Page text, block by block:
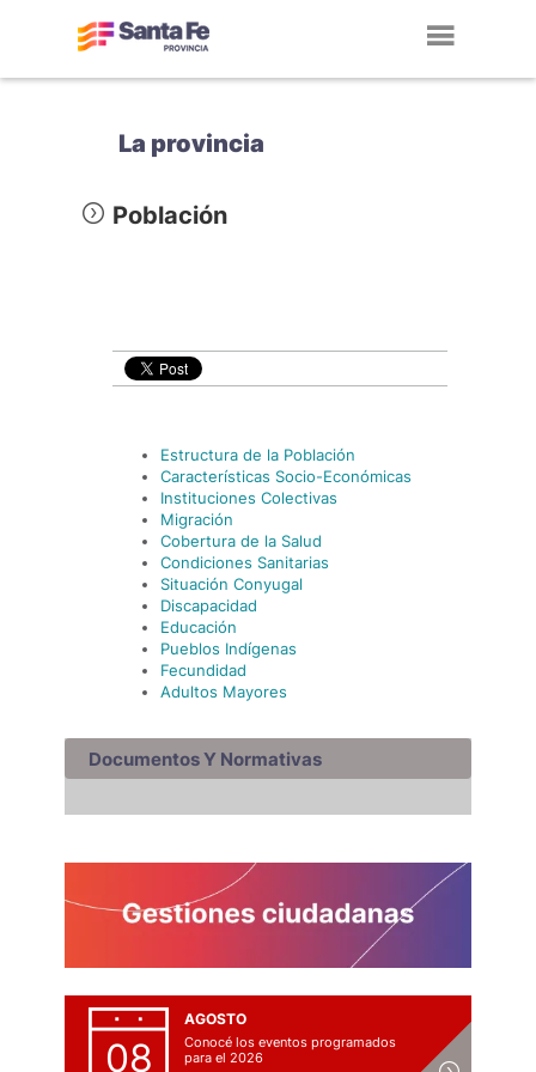
La provincia
Población
Estructura de la Población
Características Socio-Económicas
Instituciones Colectivas
Migración
Cobertura de la Salud
Condiciones Sanitarias
Situación Conyugal
Discapacidad
Educación
Pueblos Indígenas
Fecundidad
Adultos Mayores
Documentos Y Normativas
08
AGOSTO
Conocé los eventos programados
para el 2026